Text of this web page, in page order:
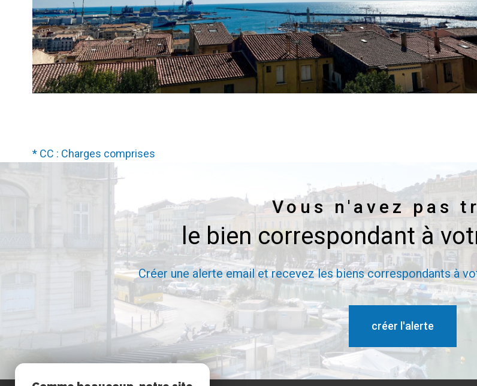
* CC : Charges comprises
Vous n'avez pas
le bien correspondant à
Créer une alerte email et recevez les biens correspondants à
créer l'alerte